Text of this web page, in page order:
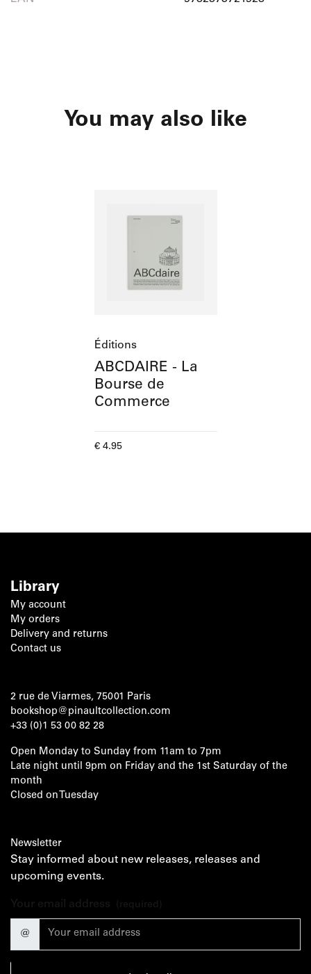
You may also like
Éditions
ABCDAIRE - La
Bourse de
Commerce
Current price
€ 4.95
Library
My account
My orders
Delivery and returns
Contact us
2 rue de Viarmes, 75001 Paris
bookshop@pinaultcollection.com
+33 (0)1 53 00 82 28
Open Monday to Sunday from 11am to 7pm
Late night until 9pm on Friday and the 1st Saturday of the
month
Closed on Tuesday
Newsletter
Stay informed about new releases, releases and
upcoming events.
Your email address (required)
@